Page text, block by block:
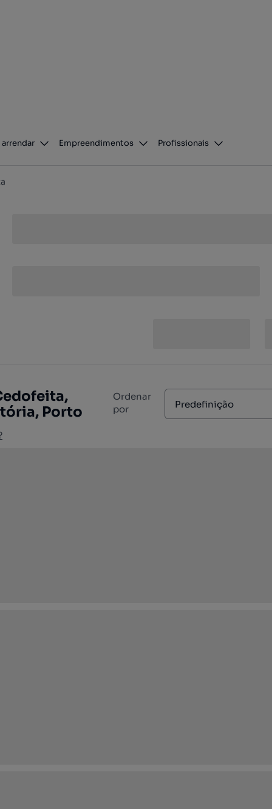
arrendar Empreendimentos Profissionais
Porto
Ordenar
por
Predefinição